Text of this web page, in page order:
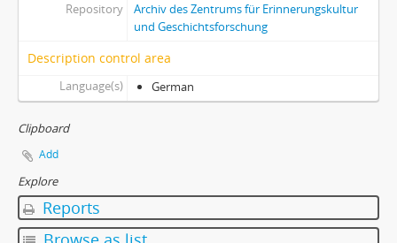
Repository
Archiv des Zentrums für Erinnerungskultur
und Geschichtsforschung
Description control area
Language(s) German
Clipboard
Add
Explore
Reports